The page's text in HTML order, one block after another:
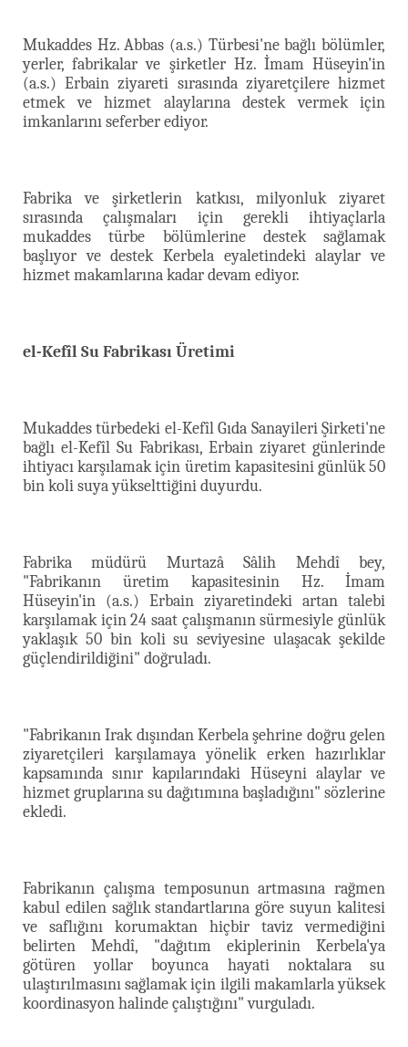
Mukaddes Hz. Abbas (a.s.) Türbesi'ne bağlı bölümler,
yerler, fabrikalar ve şirketler Hz. İmam Hüseyin'in
(a.s.) Erbain ziyareti sırasında ziyaretçilere hizmet
etmek ve hizmet alaylarına destek vermek için
imkanlarını seferber ediyor.
Fabrika ve şirketlerin katkısı, milyonluk ziyaret
sırasında çalışmaları için gerekli ihtiyaçlarla
mukaddes türbe bölümlerine destek sağlamak
başlıyor ve destek Kerbela eyaletindeki alaylar ve
hizmet makamlarına kadar devam ediyor.
el-Kefîl Su Fabrikası Üretimi
Mukaddes türbedeki el-Kefîl Gıda Sanayileri Şirketi'ne
bağlı el-Kefîl Su Fabrikası, Erbain ziyaret günlerinde
ihtiyacı karşılamak için üretim kapasitesini günlük 50
bin koli suya yükselttiğini duyurdu.
Fabrika müdürü Murtazâ Sâlih Mehdî bey,
"Fabrikanın üretim kapasitesinin Hz. İmam
Hüseyin'in (a.s.) Erbain ziyaretindeki artan talebi
karşılamak için 24 saat çalışmanın sürmesiyle günlük
yaklaşık 50 bin koli su seviyesine ulaşacak şekilde
güçlendirildiğini" doğruladı.
"Fabrikanın Irak dışından Kerbela şehrine doğru gelen
ziyaretçileri karşılamaya yönelik erken hazırlıklar
kapsamında sınır kapılarındaki Hüseyni alaylar ve
hizmet gruplarına su dağıtımına başladığını" sözlerine
ekledi.
Fabrikanın çalışma temposunun artmasına rağmen
kabul edilen sağlık standartlarına göre suyun kalitesi
ve saflığını korumaktan hiçbir taviz vermediğini
belirten Mehdî, "dağıtım ekiplerinin Kerbela'ya
götüren yollar boyunca hayati noktalara su
ulaştırılmasını sağlamak için ilgili makamlarla yüksek
koordinasyon halinde çalıştığını" vurguladı.